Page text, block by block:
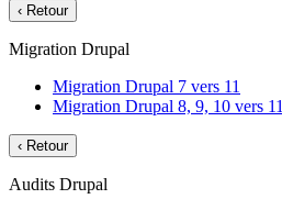
‹ Retour
Migration Drupal
Migration Drupal 7 vers 11
Migration Drupal 8, 9, 10 vers 11
‹ Retour
Audits Drupal